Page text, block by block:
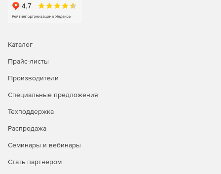
Каталог
Прайс-листы
Производители
Специальные предложения
Техподдержка
Распродажа
Семинары и вебинары
Стать партнером